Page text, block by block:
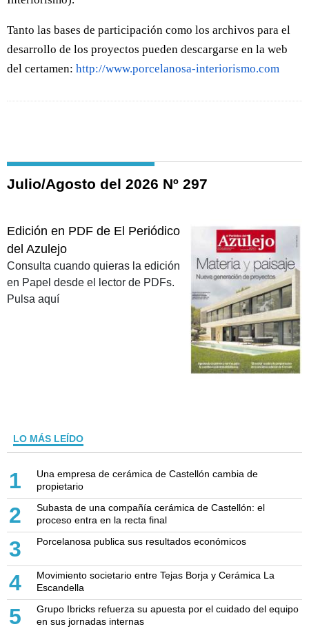
Tanto las bases de participación como los archivos para el
desarrollo de los proyectos pueden descargarse en la web
del certamen: http://www.porcelanosa-interiorismo.com
Julio/Agosto del 2026 Nº 297
Edición en PDF de El Periódico
del Azulejo
Consulta cuando quieras la edición
en Papel desde el lector de PDFs.
Pulsa aquí
LO MÁS LEÍDO
1
Una empresa de cerámica de Castellón cambia de
propietario
2
Subasta de una compañía cerámica de Castellón: el
proceso entra en la recta final
3 Porcelanosa publica sus resultados económicos
4
Movimiento societario entre Tejas Borja y Cerámica La
Escandella
5
Grupo Ibricks refuerza su apuesta por el cuidado del equipo
en sus jornadas internas